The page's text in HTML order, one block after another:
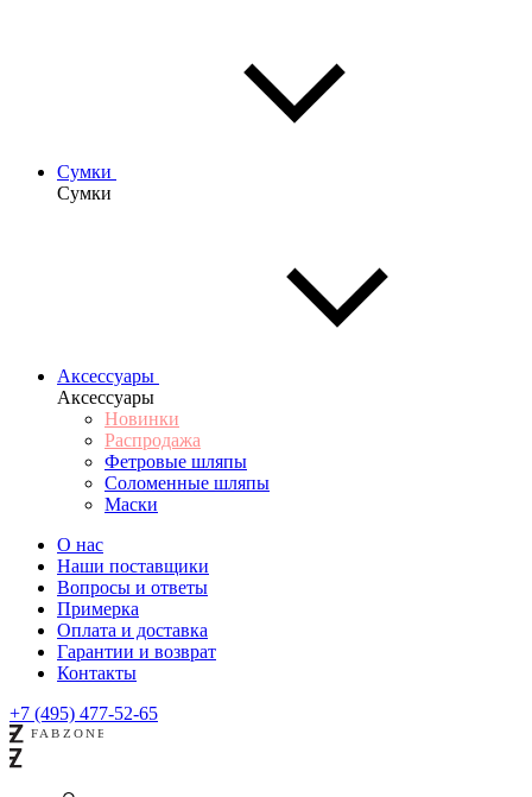
Сумки
Сумки
Аксессуары
Аксессуары
Новинки
Распродажа
Фетровые шляпы
Соломенные шляпы
Маски
О нас
Наши поставщики
Вопросы и ответы
Примерка
Оплата и доставка
Гарантии и возврат
Контакты
+7 (495) 477-52-65